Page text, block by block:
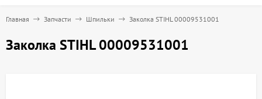
Главная Запчасти Шпильки Заколка STIHL 00009531001
Заколка STIHL 00009531001